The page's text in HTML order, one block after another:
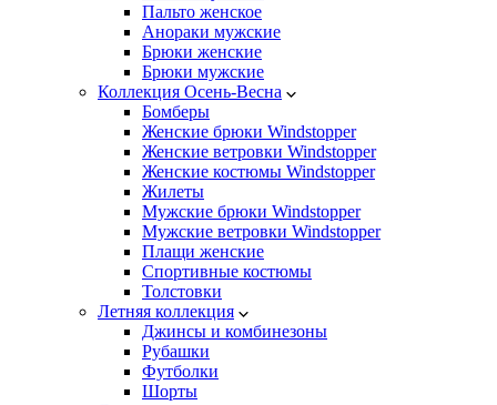
Пальто женское
Анораки мужские
Брюки женские
Брюки мужские
Коллекция Осень-Весна
Бомберы
Женские брюки Windstopper
Женские ветровки Windstopper
Женские костюмы Windstopper
Жилеты
Мужские брюки Windstopper
Мужские ветровки Windstopper
Плащи женские
Спортивные костюмы
Толстовки
Летняя коллекция
Джинсы и комбинезоны
Рубашки
Футболки
Шорты